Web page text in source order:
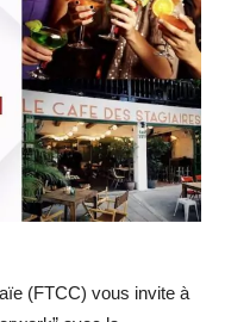
(FTCC) vous invite à